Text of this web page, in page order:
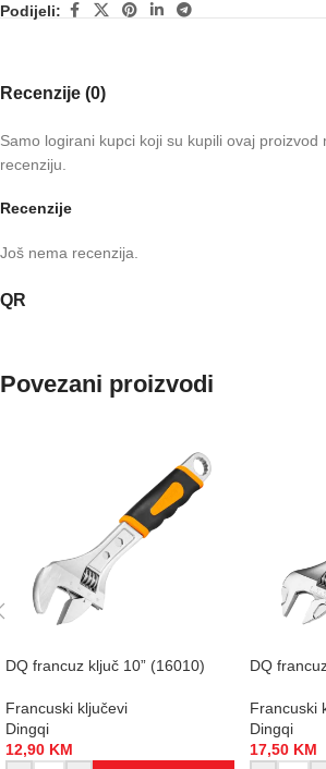
Podijeli:
Recenzije (0)
Recenzije
Još nema recenzija.
Samo logirani kupci koji su kupili ovaj proizvod
recenziju.
QR
Povezani proizvodi
DQ francuz ključ 10” (16010)
Francuski ključevi
Dingqi
12,90 KM
DQ
Francuski
Dingqi
17,50 KM